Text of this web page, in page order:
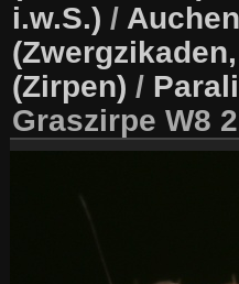
i.w.S.) /
(Zirpen) /
Graszirpe W8 2